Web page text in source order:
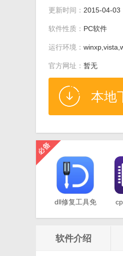
更新时间： 2015-04-03
软件性质： PC软件
运行环境：
官方网址： 暂无
本地
dll修复工具免
软件介绍